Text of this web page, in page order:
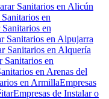
Sanitarios en Alicún
en
en
Sanitarios en Alpujarra
Sanitarios en Alquería
Sanitarios en
en Arenas del
en ArmillaEmpresas
Empresas de Instalar o